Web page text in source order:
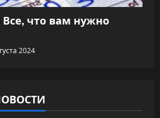
что вам нужно
2024